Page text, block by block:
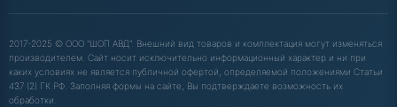
2017-2025 © ООО "ШОП АВД". Внешний вид товаров и комплектация могут изменяться
производителем. Сайт носит исключительно информационный характер и ни при
каких условиях не является публичной офертой, определяемой положениями Статьи
437 (2) ГК РФ. Заполняя формы на сайте, Вы подтверждаете возможность их
обработки.